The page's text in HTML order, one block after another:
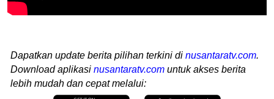
Dapatkan update berita pilihan terkini di nusantaratv.com.
Download aplikasi nusantaratv.com untuk akses berita
lebih mudah dan cepat melalui: